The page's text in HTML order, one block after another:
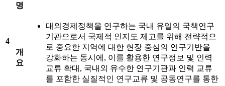
4
명
개
요
대외경제정책을 연구하는 국내 유일의 국책연구
기관으로서 국제적 인지도 제고를 위해 전략적으
로 중요한 지역에 대한 현장 중심의 연구기반을
강화하는 동시에, 이를 활용한 연구정보 및 인력
교류 확대, 국내외 유수한 연구기관과 인력 교류
를 포함한 실질적인 연구교류 및 공동연구를 통한